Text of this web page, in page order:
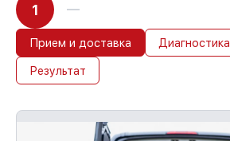
1
Прием и доставка Диагностика
Результат